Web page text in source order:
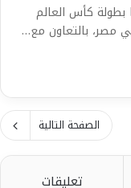
بطولة كأس العالم
مصر، بالتعاون مع…
الصفحة التالية
تعليقات